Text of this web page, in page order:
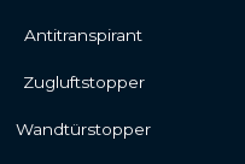
Antitranspirant
Zugluftstopper
Wandtürstopper